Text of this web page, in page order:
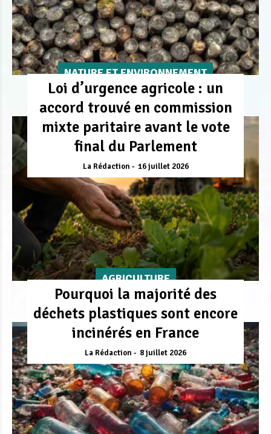
NATURE ET ENVIRONNEMENT
Loi d’urgence agricole : un
accord trouvé en commission
mixte paritaire avant le vote
final du Parlement
La Rédaction 16 juillet 2026
AGRICULTURE
Pourquoi la majorité des
déchets plastiques sont encore
incinérés en France
La Rédaction 8 juillet 2026